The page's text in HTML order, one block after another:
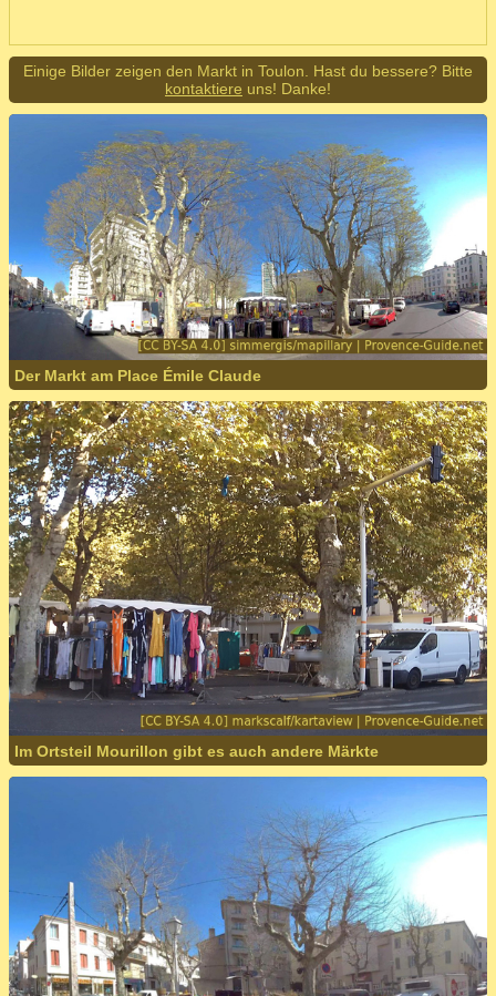
Einige Bilder zeigen den Markt in Toulon. Hast du bessere? Bitte
kontaktiere uns! Danke!
Der Markt am Place Émile Claude
Im Ortsteil Mourillon gibt es auch andere Märkte